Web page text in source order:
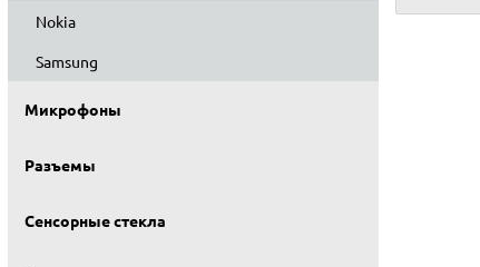
Nokia
Samsung
Микрофоны
Разъемы
Сенсорные стекла